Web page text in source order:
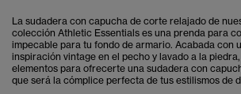
La sudadera con capucha de corte relajado de
colección Athletic Essentials es una prenda para
impecable para tu fondo de armario. Acabada con
inspiración vintage en el pecho y lavado a la
elementos para ofrecerte una sudadera con
que será la cómplice perfecta de tus estilismos de